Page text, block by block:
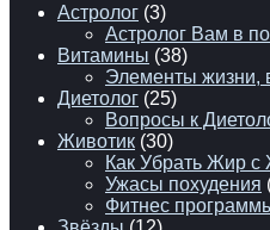
Астролог (3)
Астролог Вам в
Витамины (38)
Элементы жизни,
Диетолог (25)
Вопросы к
Животик (30)
Как Убрать Жир с
Ужасы похудения
Фитнес